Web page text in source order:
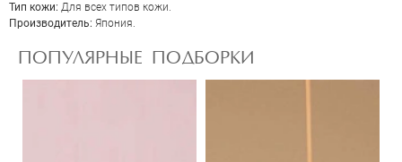
Тип кожи: Для всех типов кожи.
Производитель: Япония.
ПОПУЛЯРНЫЕ ПОДБОРКИ